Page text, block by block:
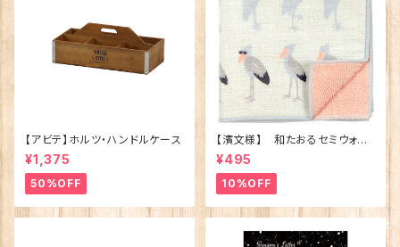
【アビテ】ホルツ・ハンドルケース
¥1,375
50%OFF
【濱文様】 和たおるセミウォッ
シュ ごきげんハシビロコウ
(日本製)
¥495
10%OFF